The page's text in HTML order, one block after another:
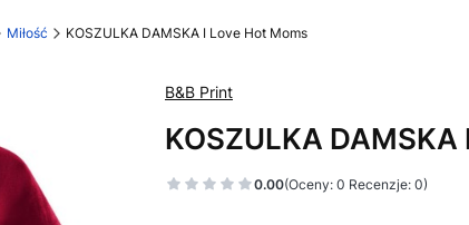
Miłość KOSZULKA DAMSKA I Love Hot Moms
B&B Print
KOSZULKA
0.00(Oceny: 0 Recenzje: 0)